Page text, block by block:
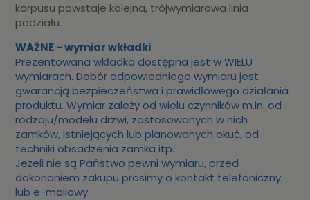
korpusu powstaje kolejna, trójwymiarowa linia
podziału.
WAŻNE - wymiar wkładki
Prezentowana wkładka dostępna jest w WIELU
wymiarach. Dobór odpowiedniego wymiaru jest
gwarancją bezpieczeństwa i prawidłowego działania
produktu. Wymiar zależy od wielu czynników m.in. od
rodzaju/modelu drzwi, zastosowanych w nich
zamków, istniejących lub planowanych okuć, od
techniki obsadzenia zamka itp.
Jeżeli nie są Państwo pewni wymiaru, przed
dokonaniem zakupu prosimy o kontakt telefoniczny
lub e-mailowy.